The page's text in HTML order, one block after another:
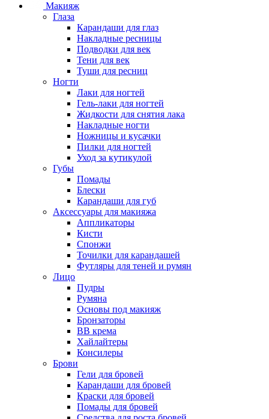
Макияж
Глаза
Карандаши для глаз
Накладные ресницы
Подводки для век
Тени для век
Туши для ресниц
Ногти
Лаки для ногтей
Гель-лаки для ногтей
Жидкости для снятия лака
Накладные ногти
Ножницы и кусачки
Пилки для ногтей
Уход за кутикулой
Губы
Помады
Блески
Карандаши для губ
Аксессуары для макияжа
Аппликаторы
Кисти
Спонжи
Точилки для карандашей
Футляры для теней и румян
Лицо
Пудры
Румяна
Основы под макияж
Бронзаторы
BB крема
Хайлайтеры
Консилеры
Брови
Гели для бровей
Карандаши для бровей
Краски для бровей
Помады для бровей